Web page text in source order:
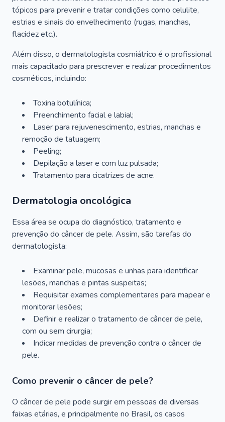
tópicos para prevenir e tratar condições como celulite,
estrias e sinais do envelhecimento (rugas, manchas,
flacidez etc.).
Além disso, o dermatologista cosmiátrico é o profissional
mais capacitado para prescrever e realizar procedimentos
cosméticos, incluindo:
Toxina botulínica;
Preenchimento facial e labial;
Laser para rejuvenescimento, estrias, manchas e
remoção de tatuagem;
Peeling;
Depilação a laser e com luz pulsada;
Tratamento para cicatrizes de acne.
Dermatologia oncológica
Essa área se ocupa do diagnóstico, tratamento e
prevenção do câncer de pele. Assim, são tarefas do
dermatologista:
Examinar pele, mucosas e unhas para identificar
lesões, manchas e pintas suspeitas;
Requisitar exames complementares para mapear e
monitorar lesões;
Definir e realizar o tratamento de câncer de pele,
com ou sem cirurgia;
Indicar medidas de prevenção contra o câncer de
pele.
Como prevenir o câncer de pele?
O câncer de pele pode surgir em pessoas de diversas
faixas etárias, e principalmente no Brasil, os casos